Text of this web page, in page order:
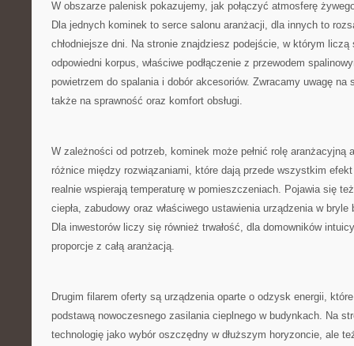
W obszarze palenisk pokazujemy, jak połączyć atmosferę
Dla jednych kominek to serce salonu aranżacji, dla innych to
chłodniejsze dni. Na stronie znajdziesz podejście, w którym
odpowiedni korpus, właściwe podłączenie z przewodem
powietrzem do spalania i dobór akcesoriów. Zwracamy uwagę na
także na sprawność oraz komfort obsługi.
W zależności od potrzeb, kominek może pełnić rolę aranżacyjną
różnice między rozwiązaniami, które dają przede wszystkim
realnie wspierają temperaturę w pomieszczeniach. Pojawia się
ciepła, zabudowy oraz właściwego ustawienia urządzenia w
Dla inwestorów liczy się również trwałość, dla domowników
proporcje z całą aranżacją.
Drugim filarem oferty są urządzenia oparte o odzysk energii,
podstawą nowoczesnego zasilania cieplnego w budynkach. Na
technologię jako wybór oszczędny w dłuższym horyzoncie, ale